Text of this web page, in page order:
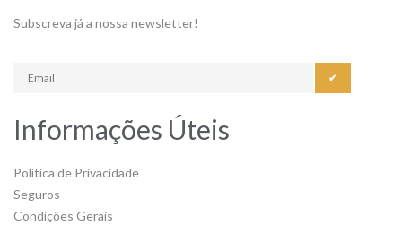
Subscreva já a nossa newsletter!
✔
Informações Úteis
Política de Privacidade
Seguros
Condições Gerais